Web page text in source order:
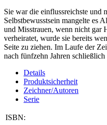
Sie war die einflussreichste und
Selbstbewusstsein mangelte es
und Misstrauen, wenn nicht gar
verheiratet, wurde sie bereits
Seite zu ziehen. Im Laufe der
nach fünfzehn Jahren
Details
Produktsicherheit
Zeichner/Autoren
Serie
ISBN: